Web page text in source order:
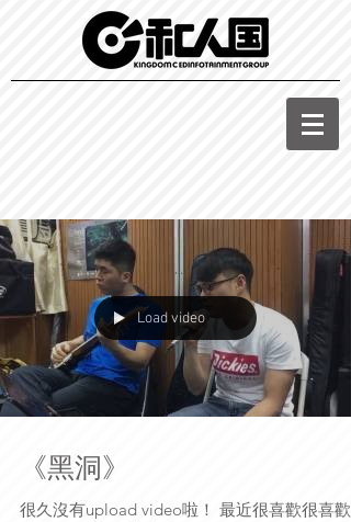
Load video
《黑洞》
很久沒有upload video啦！ 最近很喜歡很喜歡